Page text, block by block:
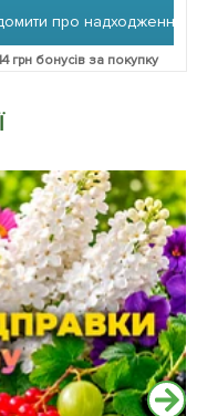
про надходження
грн бонусів за покупку